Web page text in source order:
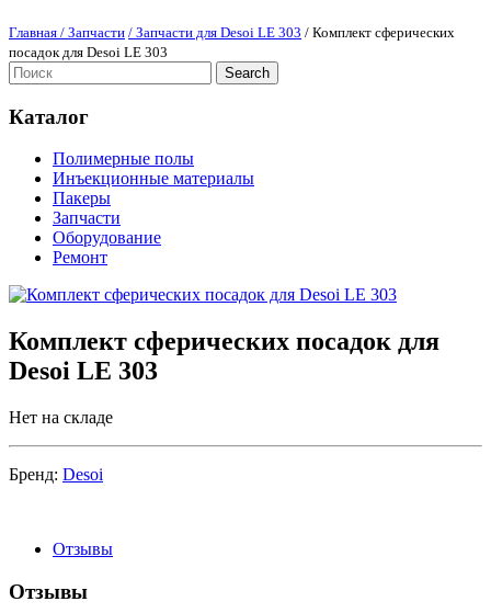
Главная / Запчасти / Запчасти для Desoi LE 303 / Комплект сферических
посадок для Desoi LE 303
Каталог
Полимерные полы
Инъекционные материалы
Пакеры
Запчасти
Оборудование
Ремонт
Комплект сферических посадок для
Desoi LE 303
Нет на складе
Бренд: Desoi
Отзывы
Отзывы